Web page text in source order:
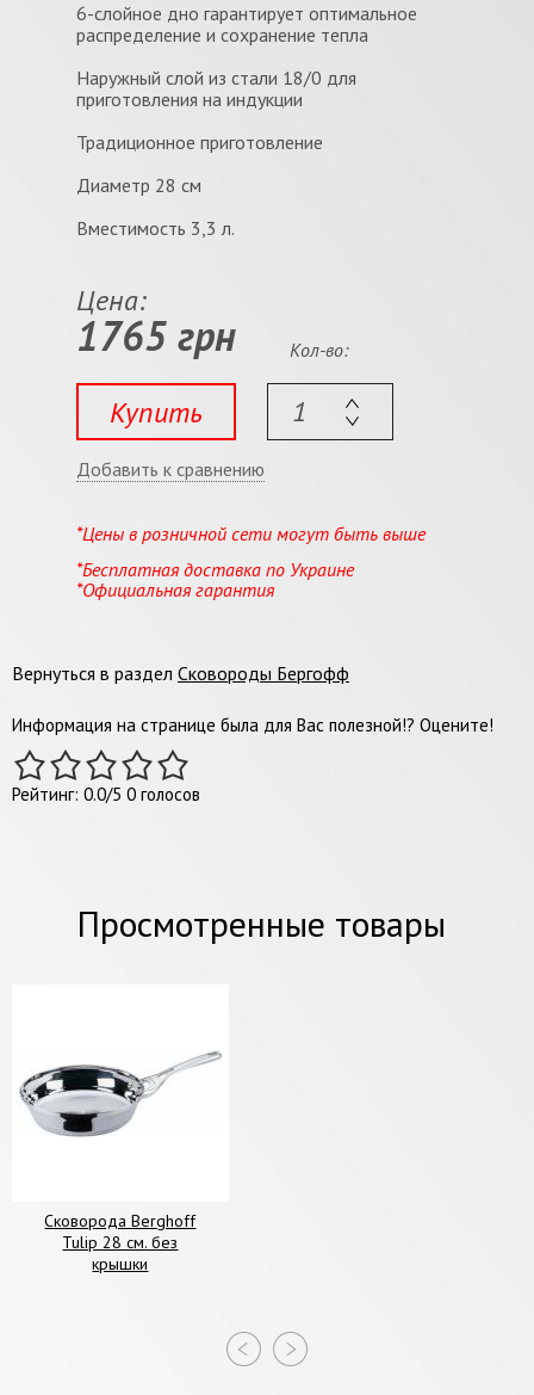
6-слойное дно гарантирует оптимальное
распределение и сохранение тепла
Наружный слой из стали 18/0 для
приготовления на индукции
Традиционное приготовление
Диаметр 28 см
Вместимость 3,3 л.
Цена:
1765 грн
Купить
Кол-во:
Добавить к сравнению
*Цены в розничной сети могут быть выше
*Бесплатная доставка по Украине
*Официальная гарантия
Вернуться в раздел Сковороды Бергофф
Информация на странице была для Вас полезной!? Оцените!
Рейтинг: 0.0/5 0 голосов
Просмотренные товары
Сковорода Berghoff
Tulip 28 см. без
крышки